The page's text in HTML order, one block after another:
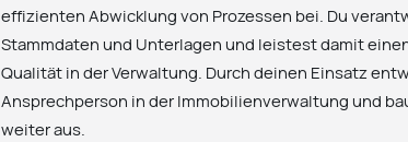
effizienten Abwicklung von Prozessen bei. Du
Stammdaten und Unterlagen und leistest damit
Qualität in der Verwaltung. Durch deinen Einsatz
Ansprechperson in der Immobilienverwaltung und
weiter aus.